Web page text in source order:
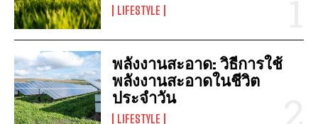
LIFESTYLE
พลังงานสะอาด: วิธีการใช้
พลังงานสะอาดในชีวิต
ประจำวัน
LIFESTYLE